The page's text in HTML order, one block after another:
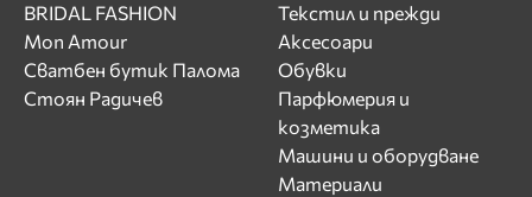
BRIDAL FASHION
Mon Amour
Сватбен бутик Палома
Стоян Радичев
Текстил и прежди
Аксесоари
Обувки
Парфюмерия и
козметика
Машини и оборудване
Материали